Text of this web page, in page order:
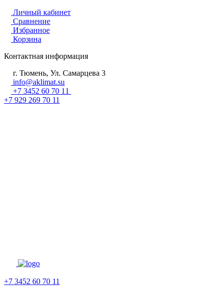
Личный кабинет
Сравнение
Избранное
Корзина
Контактная информация
г. Тюмень, Ул. Самарцева 3
info@aklimat.su
+7 3452 60 70 11
+7 929 269 70 11
+7 3452 60 70 11